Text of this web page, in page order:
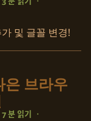
및 글꼴 변경!
은 브라우
7 분 읽기 ·